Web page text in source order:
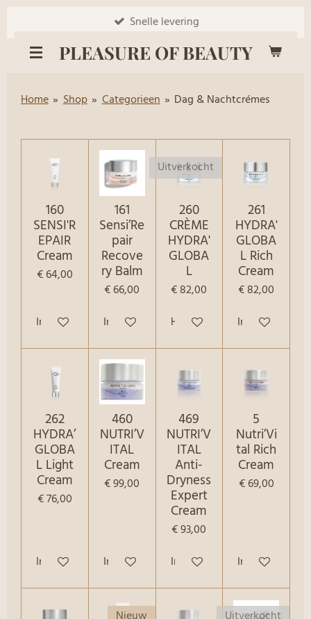
hoofdinhoud
PLEASURE OF BEAUTY
Snelle levering
Home » Shop » Categorieen » Dag & Nachtcrémes
160
SENSI'R
EPAIR
Cream
€ 64,00
In winkelwagen
161
Sensi’Re
pair
Recove
ry Balm
€ 66,00
In winkelwagen
Uitverkocht
260
CRÈME
HYDRA'
GLOBA
L
€ 82,00
Houd mij op de hoogte
261
HYDRA'
GLOBA
L Rich
Cream
€ 82,00
In
262
HYDRA’
GLOBA
L Light
Cream
€ 76,00
In winkelwagen
460
NUTRI’V
ITAL
Cream
€ 99,00
In winkelwagen
469
NUTRI’V
ITAL
Anti-
Dryness
Expert
Cream
€ 93,00
In winkelwagen
5
Nutri’Vi
tal Rich
Cream
€ 69,00
In